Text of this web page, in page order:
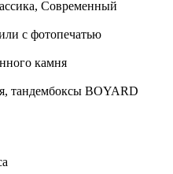
Современный
с фотопечатью
камня
тандембоксы BOYARD